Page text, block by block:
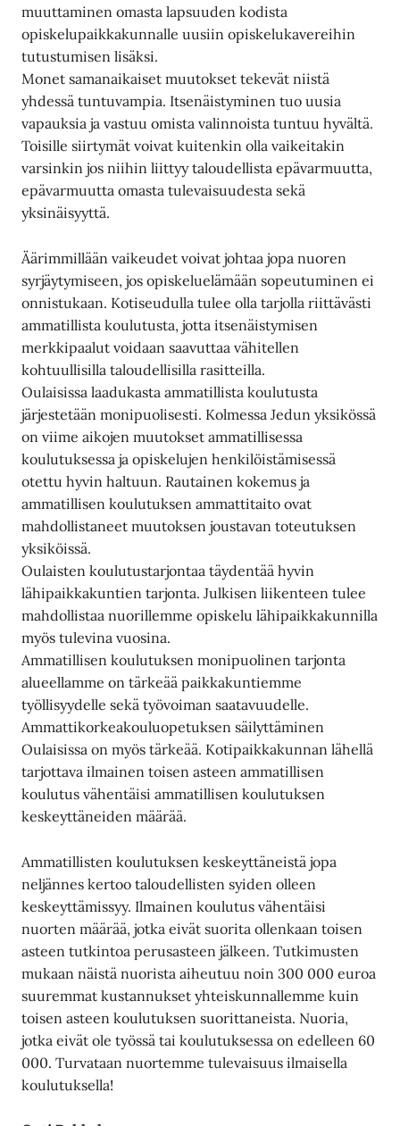
muuttaminen omasta lapsuuden kodista
opiskelupaikkakunnalle uusiin opiskelukavereihin
tutustumisen lisäksi.
Monet samanaikaiset muutokset tekevät niistä
yhdessä tuntuvampia. Itsenäistyminen tuo uusia
vapauksia ja vastuu omista valinnoista tuntuu hyvältä.
Toisille siirtymät voivat kuitenkin olla vaikeitakin
varsinkin jos niihin liittyy taloudellista epävarmuutta,
epävarmuutta omasta tulevaisuudesta sekä
yksinäisyyttä.
Äärimmillään vaikeudet voivat johtaa jopa nuoren
syrjäytymiseen, jos opiskeluelämään sopeutuminen ei
onnistukaan. Kotiseudulla tulee olla tarjolla riittävästi
ammatillista koulutusta, jotta itsenäistymisen
merkkipaalut voidaan saavuttaa vähitellen
kohtuullisilla taloudellisilla rasitteilla.
Oulaisissa laadukasta ammatillista koulutusta
järjestetään monipuolisesti. Kolmessa Jedun yksikössä
on viime aikojen muutokset ammatillisessa
koulutuksessa ja opiskelujen henkilöistämisessä
otettu hyvin haltuun. Rautainen kokemus ja
ammatillisen koulutuksen ammattitaito ovat
mahdollistaneet muutoksen joustavan toteutuksen
yksiköissä.
Oulaisten koulutustarjontaa täydentää hyvin
lähipaikkakuntien tarjonta. Julkisen liikenteen tulee
mahdollistaa nuorillemme opiskelu lähipaikkakunnilla
myös tulevina vuosina.
Ammatillisen koulutuksen monipuolinen tarjonta
alueellamme on tärkeää paikkakuntiemme
työllisyydelle sekä työvoiman saatavuudelle.
Ammattikorkeakouluopetuksen säilyttäminen
Oulaisissa on myös tärkeää. Kotipaikkakunnan lähellä
tarjottava ilmainen toisen asteen ammatillisen
koulutus vähentäisi ammatillisen koulutuksen
keskeyttäneiden määrää.
Ammatillisten koulutuksen keskeyttäneistä jopa
neljännes kertoo taloudellisten syiden olleen
keskeyttämissyy. Ilmainen koulutus vähentäisi
nuorten määrää, jotka eivät suorita ollenkaan toisen
asteen tutkintoa perusasteen jälkeen. Tutkimusten
mukaan näistä nuorista aiheutuu noin 300 000 euroa
suuremmat kustannukset yhteiskunnallemme kuin
toisen asteen koulutuksen suorittaneista. Nuoria,
jotka eivät ole työssä tai koulutuksessa on edelleen 60
000. Turvataan nuortemme tulevaisuus ilmaisella
koulutuksella!